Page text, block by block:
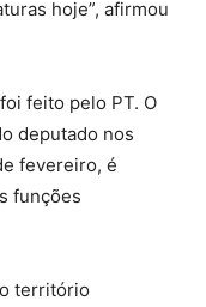
hoje”, afirmou
feito pelo PT. O
deputado nos
fevereiro, é
funções
território